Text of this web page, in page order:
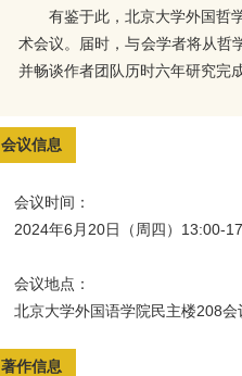
有鉴于此，北京大学外国哲
术会议。届时，与会学者将从哲
并畅谈作者团队历时六年研究完
会议信息
会议时间：
2024年6月20日（周四）13:00-
会议地点：
北京大学外国语学院民主楼208会
著作信息